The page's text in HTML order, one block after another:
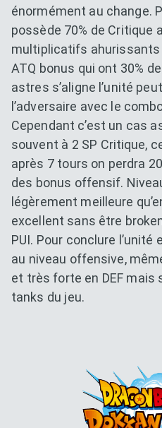
énormément au change.
possède 70% de Critique
multiplicatifs ahurissants
ATQ bonus qui ont 30%
astres s’aligne l’unité
l’adversaire avec le
Cependant c’est un cas
souvent à 2 SP Critique,
après 7 tours on perdra
des bonus offensif.
légèrement meilleure
excellent sans être
PUI. Pour conclure
au niveau offensive,
et très forte en DEF mais
tanks du jeu.